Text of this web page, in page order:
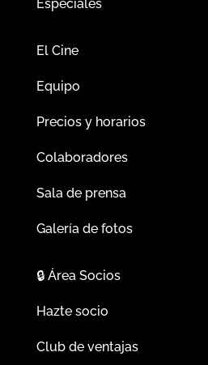
Especiales
El Cine
Equipo
Precios y horarios
Colaboradores
Sala de prensa
Galería de fotos
🔒Área Socios
Hazte socio
Club de ventajas